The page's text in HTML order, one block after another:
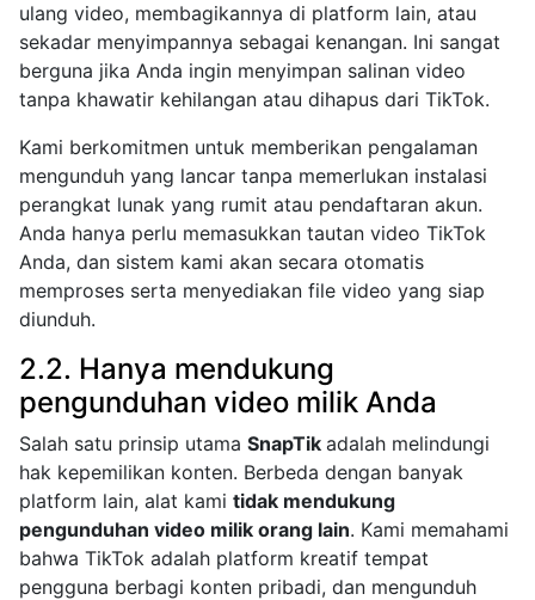
ulang video, membagikannya di platform lain, atau
sekadar menyimpannya sebagai kenangan. Ini sangat
berguna jika Anda ingin menyimpan salinan video
tanpa khawatir kehilangan atau dihapus dari TikTok.
Kami berkomitmen untuk memberikan pengalaman
mengunduh yang lancar tanpa memerlukan instalasi
perangkat lunak yang rumit atau pendaftaran akun.
Anda hanya perlu memasukkan tautan video TikTok
Anda, dan sistem kami akan secara otomatis
memproses serta menyediakan file video yang siap
diunduh.
2.2. Hanya mendukung
pengunduhan video milik Anda
Salah satu prinsip utama SnapTik adalah melindungi
hak kepemilikan konten. Berbeda dengan banyak
platform lain, alat kami tidak mendukung
pengunduhan video milik orang lain. Kami memahami
bahwa TikTok adalah platform kreatif tempat
pengguna berbagi konten pribadi, dan mengunduh